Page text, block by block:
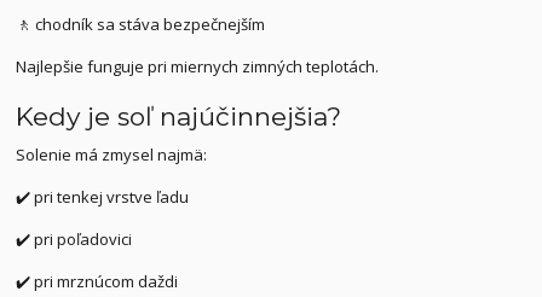
🚶 chodník sa stáva bezpečnejším
Najlepšie funguje pri miernych zimných teplotách.
Kedy je soľ najúčinnejšia?
Solenie má zmysel najmä:
✔️ pri tenkej vrstve ľadu
✔️ pri poľadovici
✔️ pri mrznúcom daždi